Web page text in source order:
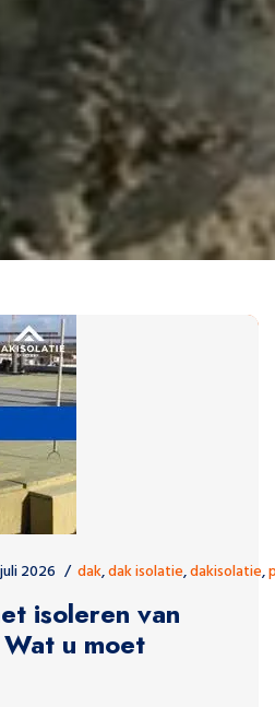
2026 dak,dak isolatie,dakisolatie,
isoleren van
u moet